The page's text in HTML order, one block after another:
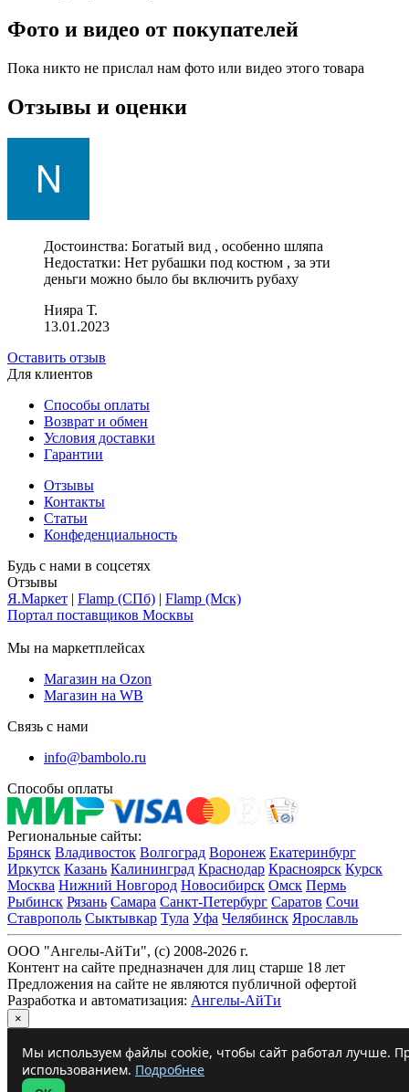
Фото и видео от покупателей
Пока никто не прислал нам фото или видео этого товара
Отзывы и оценки
Достоинства: Богатый вид , особенно шляпа
Недостатки: Нет рубашки под костюм , за эти
деньги можно было бы включить рубаху
Нияра Т.
13.01.2023
Оставить отзыв
Для клиентов
Способы оплаты
Возврат и обмен
Условия доставки
Гарантии
Отзывы
Контакты
Статьи
Конфеденциальность
Будь с нами в соцсетях
Отзывы
Я.Маркет | Flamp (СПб) | Flamp (Мск)
Портал поставщиков Москвы
Мы на маркетплейсах
Магазин на Ozon
Магазин на WB
Связь с нами
info@bambolo.ru
Способы оплаты
Региональные сайты:
Брянск Владивосток Волгоград Воронеж Екатеринбург
Иркутск Казань Калининград Краснодар Красноярск Курск
Москва Нижний Новгород Новосибирск Омск Пермь
Рыбинск Рязань Самара Санкт-Петербург Саратов Сочи
Ставрополь Сыктывкар Тула Уфа Челябинск Ярославль
ООО "Ангелы-АйТи", (c) 2008-2026 г.
Контент на сайте предназначен для лиц старше 18 лет
Предложения на сайте не являются публичной офертой
Разработка и автоматизация: Ангелы-АйТи
×
Мы используем файлы cookie, чтобы сайт работал лучше.
использованием. Подробнее